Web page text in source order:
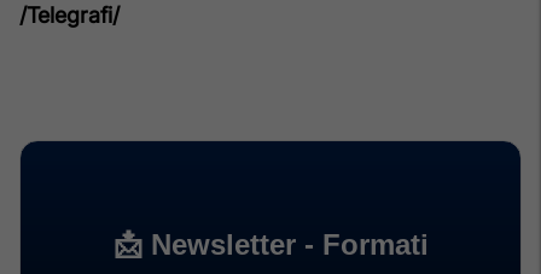
/Telegrafi/